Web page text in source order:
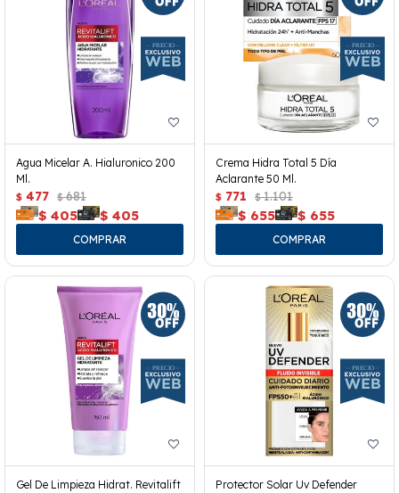
Agua Micelar A. Hialuronico 200
Ml.
$ 477 $ 681
$ 405 $ 405
Crema Hidra Total 5 Día
Aclarante 50 Ml.
$ 771 $ 1.101
$ 655 $ 655
Gel De Limpieza Hidrat. Revitalift
Protector Solar Uv Defender